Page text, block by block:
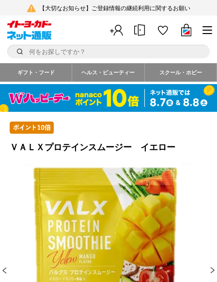
【大切なお知らせ】ご登録情報の継続利用に関するお願い
ギフト・フード ヘルス・ビューティー スクール・ホビー
ＶＡＬＸプロテインスムージー イエロー